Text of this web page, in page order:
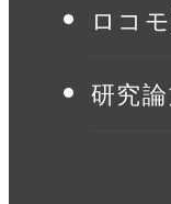
ロコ
研究